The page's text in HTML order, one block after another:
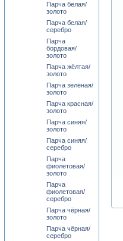
Парча белая/
золото
Парча белая/
серебро
Парча
бордовая/
золото
Парча жёлтая/
золото
Парча зелёная/
золото
Парча красная/
золото
Парча синяя/
золото
Парча синяя/
серебро
Парча
фиолетовая/
золото
Парча
фиолетовая/
серебро
Парча чёрная/
золото
Парча чёрная/
серебро